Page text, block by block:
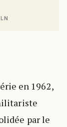
en 1962,
par le